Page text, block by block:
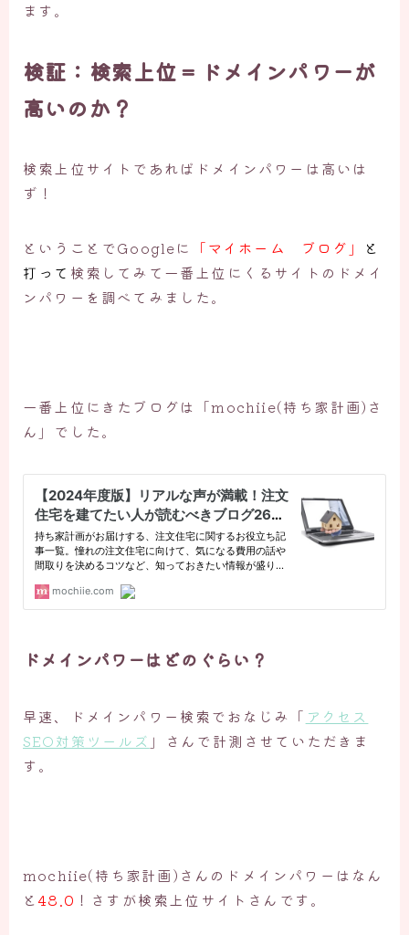
ます。
検証：検索上位＝ドメインパワーが
高いのか？
検索上位サイトであればドメインパワーは高いは
ず！
ということでGoogleに 「マイホーム ブログ」
と
打って 検索してみて一番上位にくるサイトのドメイ
ンパワーを調べてみました。
一番上位にきたブログは「mochiie(持ち家計画)さ
ん」でした。
ドメインパワーはどのぐらい？
早速、ドメインパワー検索でおなじみ「 アクセス
SEO対策ツールズ 」さんで計測させていただきま
す。
mochiie(持ち家計画)さんのドメインパワーはなん
と48.0 ！さすが検索上位サイトさんです。